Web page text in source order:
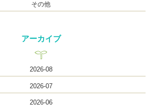
その他
アーカイブ
2026-08
2026-07
2026-06